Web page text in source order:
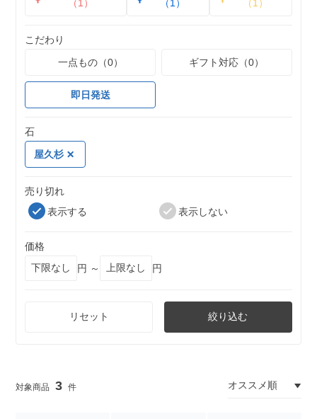
（1）
（1）
（1）
こだわり
一点もの（0）
ギフト対応（0）
即日発送
石
屋久杉
売り切れ
表示する
表示しない
価格
円 ～
円
リセット 絞り込む
3